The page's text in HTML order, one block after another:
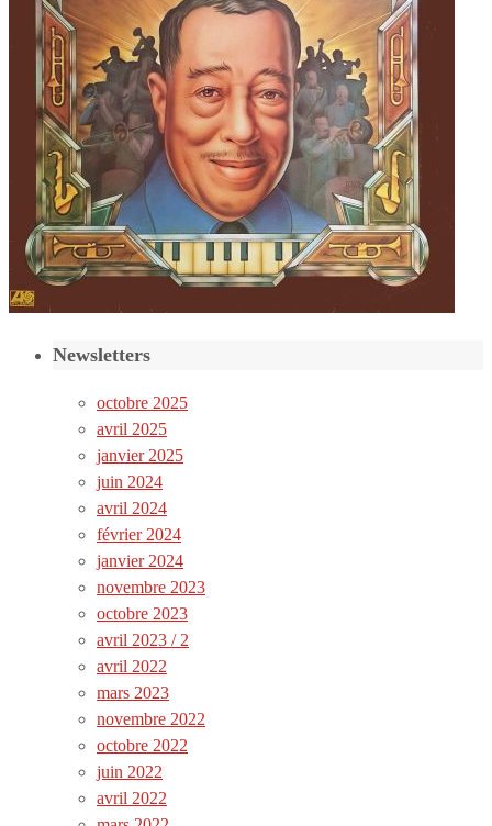
Newsletters
octobre 2025
avril 2025
janvier 2025
juin 2024
avril 2024
février 2024
janvier 2024
novembre 2023
octobre 2023
avril 2023 / 2
avril 2022
mars 2023
novembre 2022
octobre 2022
juin 2022
avril 2022